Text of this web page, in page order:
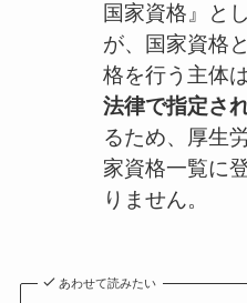
国家資格』と
が、国家資格
格を行う主体
法律で指定さ
るため、厚生
家資格一覧に
りません。
あわせて読みたい